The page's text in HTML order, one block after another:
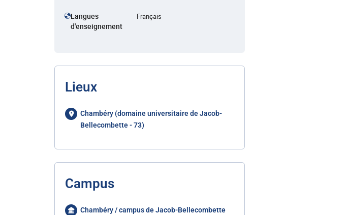
Langues
d'enseignement
Français
Lieux
Chambéry (domaine universitaire de Jacob-
Bellecombette - 73)
Campus
Chambéry / campus de Jacob-Bellecombette